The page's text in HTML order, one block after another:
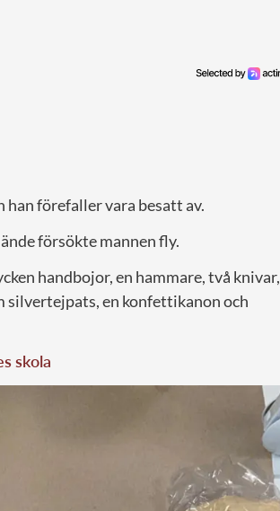
förefaller vara besatt av.
försökte mannen fly.
handbojor, en hammare, två knivar,
silvertejpats, en konfettikanon och
skola